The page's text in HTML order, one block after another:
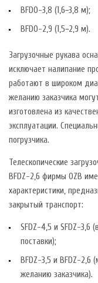
BFDO-3,8 (1,6−3,8 м);
BFDO-2,9 (1,5−2,9 м).
Загрузочные рукава
исключает налипание
работают в широком
желанию заказчика
изготовлена из
эксплуатации.
погрузчика.
Телескопические
BFDZ-2,6 фирмы OZB
характеристики,
закрытый транспорт:
SFDZ-4,5 и SFDZ-3,6
поставки);
BFDZ-3,5 и BFDZ-2,6
желанию заказчика).